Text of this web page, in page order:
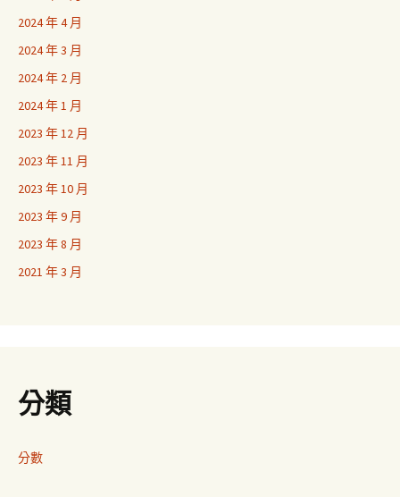
2024 年 4 月
2024 年 3 月
2024 年 2 月
2024 年 1 月
2023 年 12 月
2023 年 11 月
2023 年 10 月
2023 年 9 月
2023 年 8 月
2021 年 3 月
分類
分數